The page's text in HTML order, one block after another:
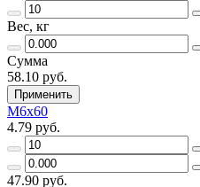
Вес, кг
Сумма
58.10 руб.
Применить
М6х60
4.79 руб.
47.90 руб.